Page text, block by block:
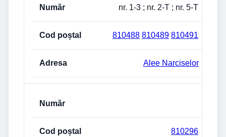
nr. 1-3 ; nr. 2-T ; nr. 5-T
810488 810489 810491
Alee Narciselor
810296